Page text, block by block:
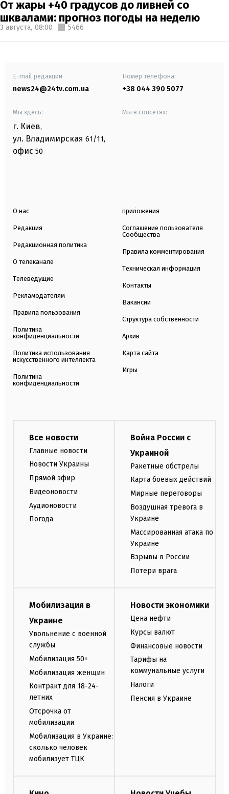
От жары +40 градусов до ливней со
шквалами: прогноз погоды на неделю
3 августа, 08:00 5466
E-mail редакции
news24@24tv.com.ua
Номер телефона:
+38 044 390 5077
Мы здесь:
г. Киев,
ул. Владимирская 61/11,
офис 50
Мы в соцсетях:
О нас
Редакция
Редакционная политика
О телеканале
Телеведущие
Рекламодателям
Правила пользования
Политика
конфиденциальности
Политика использования
искусственного интеллекта
Политика
конфиденциальности
приложения
Соглашение пользователя
Сообщества
Правила комментирования
Техническая информация
Контакты
Вакансии
Структура собственности
Архив
Карта сайта
Игры
Все новости
Главные новости
Новости Украины
Прямой эфир
Видеоновости
Аудионовости
Погода
Война России с
Украиной
Ракетные обстрелы
Карта боевых действий
Мирные переговоры
Воздушная тревога в
Украине
Массированная атака по
Украине
Взрывы в России
Потери врага
Мобилизация в
Украине
Увольнение с военной
службы
Мобилизация 50+
Мобилизация женщин
Контракт для 18-24-
летних
Отсрочка от
мобилизации
Мобилизация в Украине:
сколько человек
мобилизует ТЦК
Новости экономики
Цена нефти
Курсы валют
Финансовые новости
Тарифы на
коммунальные услуги
Налоги
Пенсия в Украине